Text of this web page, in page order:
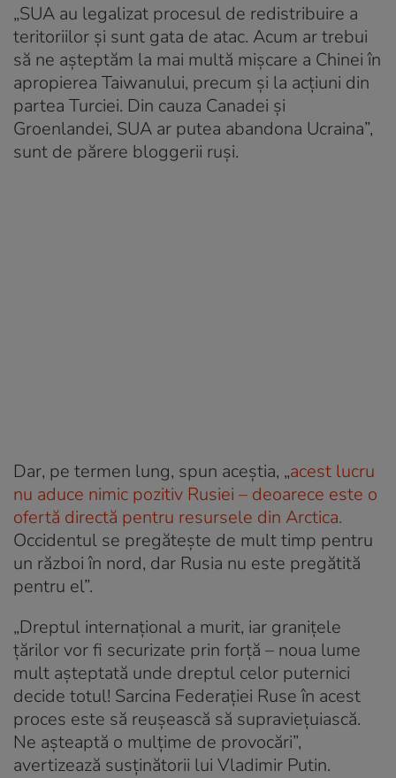
„SUA au legalizat procesul de redistribuire a
teritoriilor și sunt gata de atac. Acum ar trebui
să ne așteptăm la mai multă mișcare a Chinei în
apropierea Taiwanului, precum și la acțiuni din
partea Turciei. Din cauza Canadei și
Groenlandei, SUA ar putea abandona Ucraina”,
sunt de părere bloggerii ruși.
Dar, pe termen lung, spun aceștia, „acest lucru
nu aduce nimic pozitiv Rusiei – deoarece este o
ofertă directă pentru resursele din Arctica.
Occidentul se pregătește de mult timp pentru
un război în nord, dar Rusia nu este pregătită
pentru el”.
„Dreptul internațional a murit, iar granițele
țărilor vor fi securizate prin forță – noua lume
mult așteptată unde dreptul celor puternici
decide totul! Sarcina Federației Ruse în acest
proces este să reușească să supraviețuiască.
Ne așteaptă o mulțime de provocări”,
avertizează susținătorii lui Vladimir Putin.